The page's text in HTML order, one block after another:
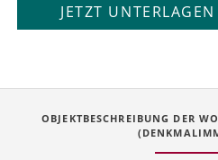
JETZT
OBJEKTBESCHREIBUNG DER